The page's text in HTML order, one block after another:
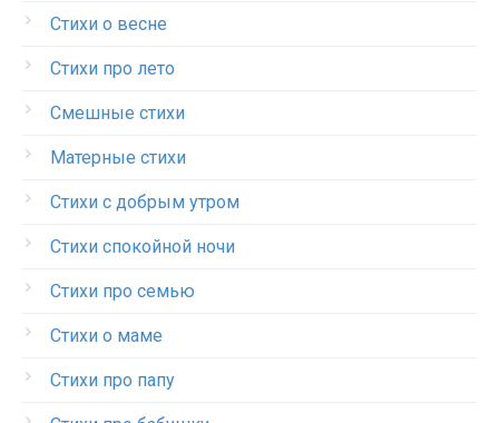
Стихи о весне
Стихи про лето
Смешные стихи
Матерные стихи
Стихи с добрым утром
Стихи спокойной ночи
Стихи про семью
Стихи о маме
Стихи про папу